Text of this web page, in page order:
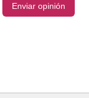
Enviar opinión